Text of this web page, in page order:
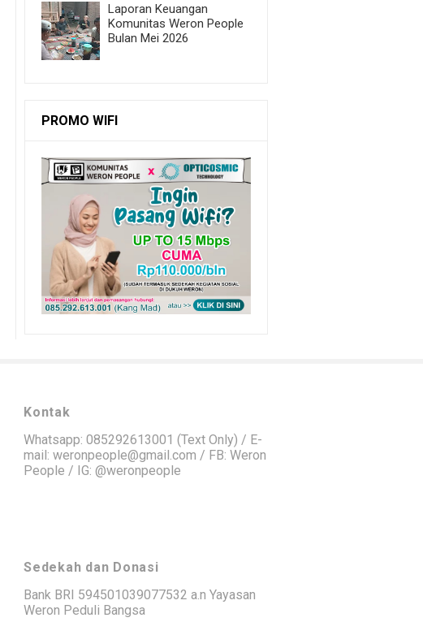
Laporan Keuangan
Komunitas Weron People
Bulan Mei 2026
PROMO WIFI
Kontak
Whatsapp: 085292613001 (Text Only) / E-
mail: weronpeople@gmail.com / FB: Weron
People / IG: @weronpeople
Sedekah dan Donasi
Bank BRI 594501039077532 a.n Yayasan
Weron Peduli Bangsa